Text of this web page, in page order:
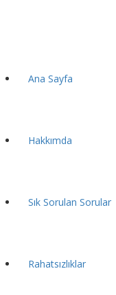
Ana Sayfa
Hakkımda
Sık Sorulan Sorular
Rahatsızlıklar